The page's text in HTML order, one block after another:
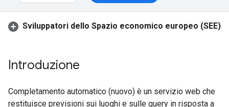
Sviluppatori dello Spazio economico europeo (SEE)
Introduzione
Completamento automatico (nuovo) è un servizio web che
restituisce previsioni sui luoghi e sulle query in risposta a